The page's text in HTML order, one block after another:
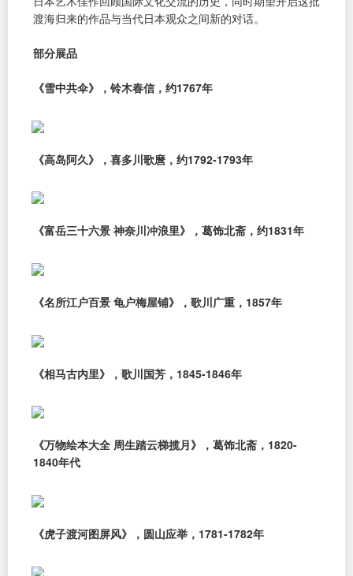
渡海归来的作品与当代日本观众之间新的对话。
部分展品
《雪中共伞》，铃木春信，约1767年
《高岛阿久》，喜多川歌麿，约1792-1793年
《富岳三十六景 神奈川冲浪里》，葛饰北斋，约1831年
《名所江户百景 龟户梅屋铺》，歌川广重，1857年
《相马古内里》，歌川国芳，1845-1846年
《万物绘本大全 周生踏云梯揽月》，葛饰北斋，1820-
1840年代
《虎子渡河图屏风》，圆山应举，1781-1782年